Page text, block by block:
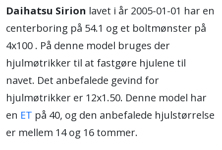
Daihatsu Sirion lavet i år 2005-01-01 har en
centerboring på 54.1 og et boltmønster på
4x100 . På denne model bruges der
hjulmøtrikker til at fastgøre hjulene til
navet. Det anbefalede gevind for
hjulmøtrikker er 12x1.50. Denne model har
en ET på 40, og den anbefalede hjulstørrelse
er mellem 14 og 16 tommer.